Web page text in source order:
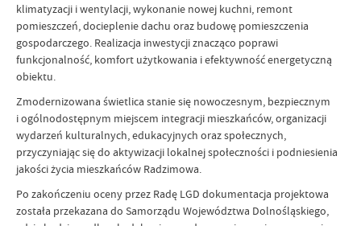
klimatyzacji i wentylacji, wykonanie nowej kuchni, remont
pomieszczeń, docieplenie dachu oraz budowę pomieszczenia
gospodarczego. Realizacja inwestycji znacząco poprawi
funkcjonalność, komfort użytkowania i efektywność energetyczną
obiektu.
Zmodernizowana świetlica stanie się nowoczesnym, bezpiecznym
i ogólnodostępnym miejscem integracji mieszkańców, organizacji
wydarzeń kulturalnych, edukacyjnych oraz społecznych,
przyczyniając się do aktywizacji lokalnej społeczności i podniesienia
jakości życia mieszkańców Radzimowa.
Po zakończeniu oceny przez Radę LGD dokumentacja projektowa
została przekazana do Samorządu Województwa Dolnośląskiego,